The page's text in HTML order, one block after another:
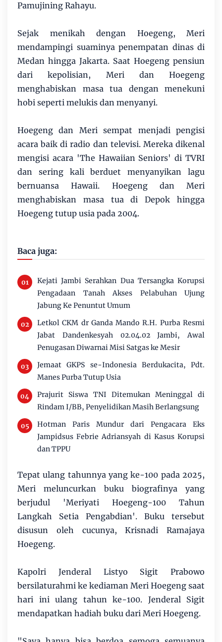
Pamujining Rahayu.
Sejak menikah dengan Hoegeng, Meri
mendampingi suaminya penempatan dinas di
Medan hingga Jakarta. Saat Hoegeng pensiun
dari kepolisian, Meri dan Hoegeng
menghabiskan masa tua dengan menekuni
hobi seperti melukis dan menyanyi.
Hoegeng dan Meri sempat menjadi pengisi
acara baik di radio dan televisi. Mereka dikenal
mengisi acara 'The Hawaiian Seniors' di TVRI
dan sering kali berduet menyanyikan lagu
bernuansa Hawaii. Hoegeng dan Meri
menghabiskan masa tua di Depok hingga
Hoegeng tutup usia pada 2004.
Baca juga:
Kejati Jambi Serahkan Dua Tersangka Korupsi
Pengadaan Tanah Akses Pelabuhan Ujung
Jabung Ke Penuntut Umum
Letkol CKM dr Ganda Mando R.H. Purba Resmi
Jabat Dandenkesyah 02.04.02 Jambi, Awal
Penugasan Diwarnai Misi Satgas ke Mesir
Jemaat GKPS se-Indonesia Berdukacita, Pdt.
Manes Purba Tutup Usia
Prajurit Siswa TNI Ditemukan Meninggal di
Rindam I/BB, Penyelidikan Masih Berlangsung
Hotman Paris Mundur dari Pengacara Eks
Jampidsus Febrie Adriansyah di Kasus Korupsi
dan TPPU
Tepat ulang tahunnya yang ke-100 pada 2025,
Meri meluncurkan buku biografinya yang
berjudul 'Meriyati Hoegeng-100 Tahun
Langkah Setia Pengabdian'. Buku tersebut
disusun oleh cucunya, Krisnadi Ramajaya
Hoegeng.
Kapolri Jenderal Listyo Sigit Prabowo
bersilaturahmi ke kediaman Meri Hoegeng saat
hari ini ulang tahun ke-100. Jenderal Sigit
mendapatkan hadiah buku dari Meri Hoegeng.